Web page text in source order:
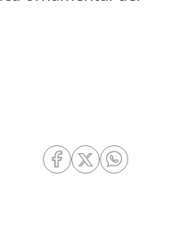
RRSS Facebook
RRSS Twitter
RRSS